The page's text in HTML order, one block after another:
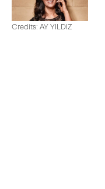
Credits: AY YILDIZ